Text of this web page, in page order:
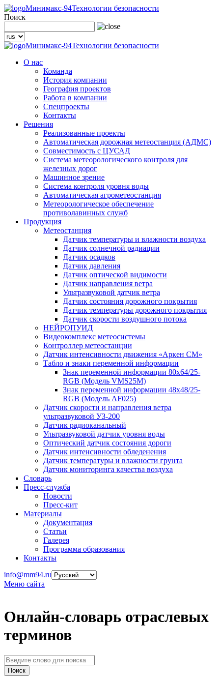
Минимакс-94Технологии безопасности
Поиск
Минимакс-94Технологии безопасности
О нас
Команда
История компании
География проектов
Работа в компании
Спецпроекты
Контакты
Решения
Реализованные проекты
Автоматическая дорожная метеостанция (АДМС)
Совместимость с ЦУСАД
Система метеорологического контроля для
железных дорог
Машинное зрение
Система контроля уровня воды
Автоматическая агрометеостанция
Метеорологическое обеспечение
противолавинных служб
Продукция
Метеостанция
Датчик температуры и влажности воздуха
Датчик солнечной радиации
Датчик осадков
Датчик давления
Датчик оптической видимости
Датчик направления ветра
Ультразвуковой датчик ветра
Датчик состояния дорожного покрытия
Датчик температуры дорожного покрытия
Датчик скорости воздушного потока
НЕЙРОПУИД
Видеокомплекс метеосистемы
Контроллер метеостанции
Датчик интенсивности движения «Аркен СМ»
Табло и знаки переменной информации
Знак переменной информации 80х64/25-
RGB (Модель VMS25M)
Знак переменной информации 48х48/25-
RGB (Модель АF025)
Датчик скорости и направления ветра
ультразвуковой УЗ-200
Датчик радиоканальный
Ультразвуковой датчик уровня воды
Оптический датчик состояния дороги
Датчик интенсивности обледенения
Датчик температуры и влажности грунта
Датчик мониторинга качества воздуха
Словарь
Пресс-служба
Новости
Пресс-кит
Материалы
Документация
Статьи
Галерея
Программа образования
Контакты
info@mm94.ru
Меню сайта
Онлайн-словарь отраслевых
терминов